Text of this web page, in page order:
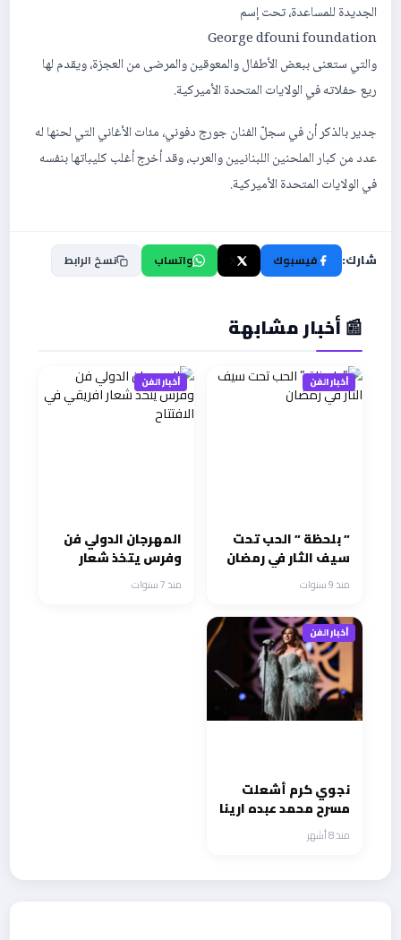
الجديدة للمساعدة، تحت إسم
George dfouni foundation
والتي ستعنى ببعض الأطفال والمعوقين والمرضى من العجزة، ويقدم لها
ريع حفلاته في الولايات المتحدة الأميركية.
جدير بالذكر أن في سجلّ الفنان جورج دفوني، مئات الأغاني التي لحنها له
عدد من كبار الملحنين اللبنانيين والعرب، وقد أخرج أغلب كليباتها بنفسه
في الولايات المتحدة الأميركية.
شارك: فيسبوك واتساب نسخ الرابط
📰 أخبار مشابهة
أخبار الفن
” بلحظة ” الحب تحت
سيف الثار في رمضان
منذ 9 سنوات
أخبار الفن
المهرجان الدولي فن
وفرس يتخذ شعار
افريقي في الافتتاحمنذ 7 سنوات
أخبار الفن
نجوي كرم أشعلت
مسرح محمد عبده ارينا
بالرياض وتستقبل
العام الجديد من دبي
منذ 8 أشهر